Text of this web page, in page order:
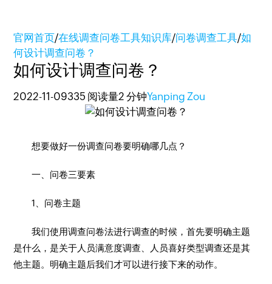
官网首页/在线调查问卷工具知识库/问卷调查工具/如
何设计调查问卷？
如何设计调查问卷？
2022-11-09335 阅读量2 分钟Yanping Zou
想要做好一份调查问卷要明确哪几点？
一、问卷三要素
1、问卷主题
我们使用调查问卷法进行调查的时候，首先要明确主题
是什么，是关于人员满意度调查、人员喜好类型调查还是其
他主题。明确主题后我们才可以进行接下来的动作。